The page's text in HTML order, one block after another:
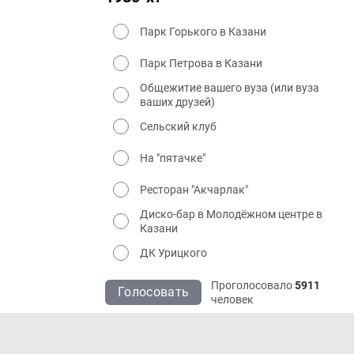
Парк Горького в Казани
Парк Петрова в Казани
Общежитие вашего вуза (или вуза
ваших друзей)
Сельский клуб
На "пятачке"
Ресторан "Акчарлак"
Диско-бар в Молодёжном центре в
Казани
ДК Урицкого
Голосовать Проголосовало5911
человек